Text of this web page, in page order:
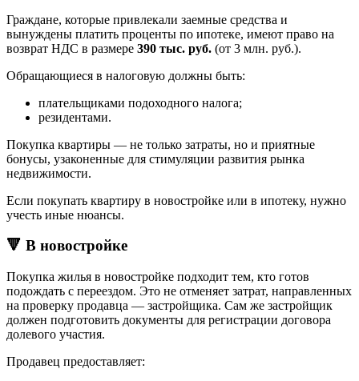
Граждане, которые привлекали заемные средства и
вынуждены платить проценты по ипотеке, имеют право на
возврат НДС в размере 390 тыс. руб. (от 3 млн. руб.).
Обращающиеся в налоговую должны быть:
плательщиками подоходного налога;
резидентами.
Покупка квартиры — не только затраты, но и приятные
бонусы, узаконенные для стимуляции развития рынка
недвижимости.
Если покупать квартиру в новостройке или в ипотеку, нужно
учесть иные нюансы.
🔻 В новостройке
Покупка жилья в новостройке подходит тем, кто готов
подождать с переездом. Это не отменяет затрат, направленных
на проверку продавца — застройщика. Сам же застройщик
должен подготовить документы для регистрации договора
долевого участия.
Продавец предоставляет: